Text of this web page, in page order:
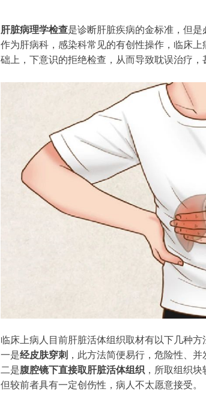
肝脏病理学检查是诊断肝脏疾病的金标准，但
作为肝病科，感染科常见的有创性操作，临床上
础上，下意识的拒绝检查，从而导致耽误治疗，
临床上病人目前肝脏活体组织取材有以下几种方
一是经皮肤穿刺 ，此方法简便易行，危险性、
二是腹腔镜下直接取肝脏活体组织 ，所取组织
但较前者具有一定创伤性，病人不太愿意接受。